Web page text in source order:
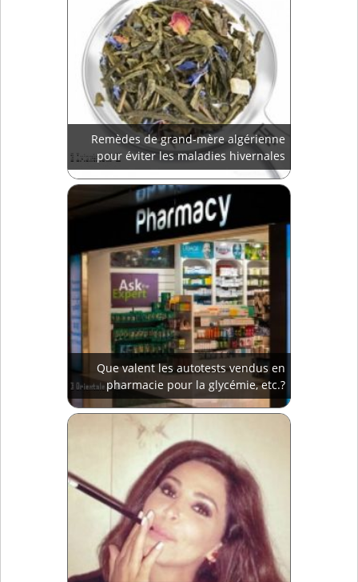
Remèdes de grand-mère algérienne
pour éviter les maladies hivernales
Que valent les autotests vendus en
pharmacie pour la glycémie, etc.?